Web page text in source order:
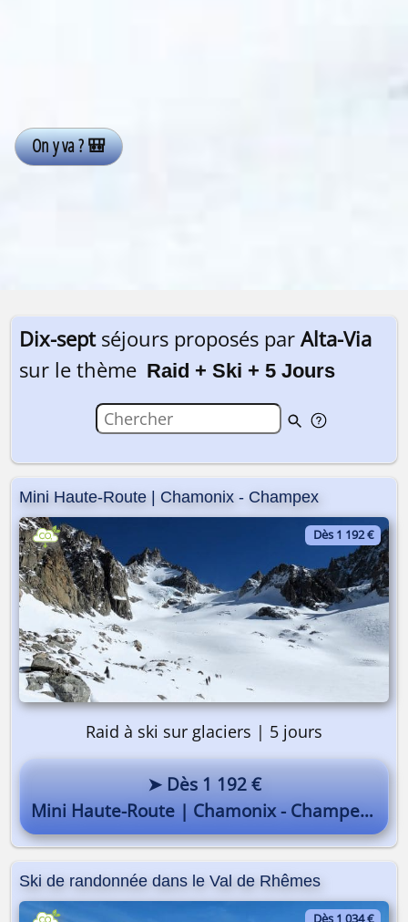
Dix-septséjours proposés par Alta-Via
sur le thème Raid + Ski + 5 Jours
Mini Haute-Route | Chamonix - Champex
Dès 1 192 €
Raid à ski sur glaciers | 5 jours
➤ Dès 1 192 €
Mini Haute-Route | Chamonix - Champex
Ski de randonnée dans le Val de Rhêmes
Dès 1 034 €